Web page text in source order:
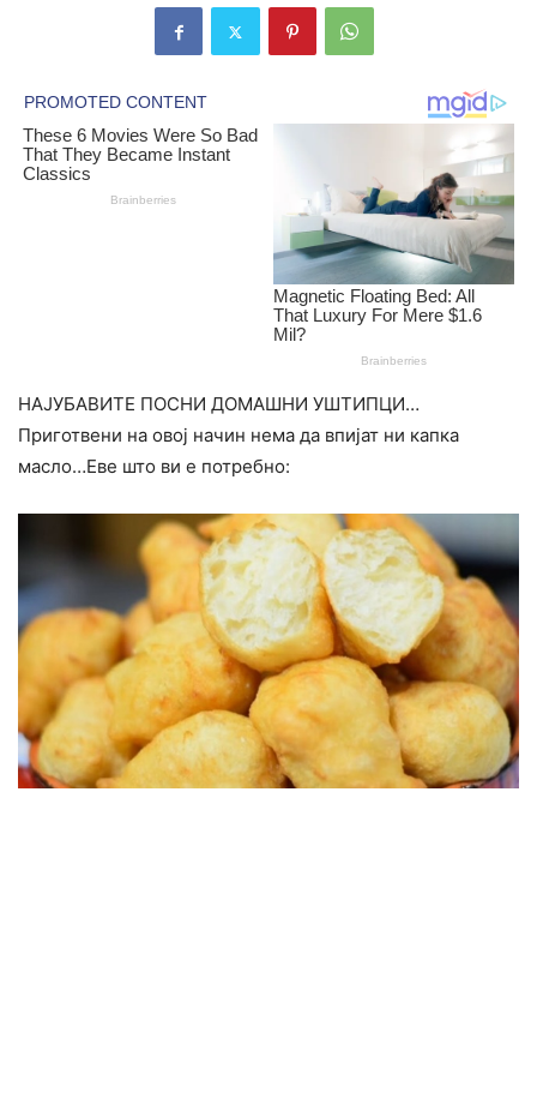
НАЈУБАВИТЕ ПОСНИ ДОМАШНИ УШТИПЦИ…
Приготвени на овој начин нема да впијат ни капка
масло…Еве што ви е потребно: